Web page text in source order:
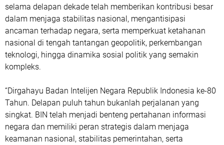
selama delapan dekade telah memberikan kontribusi besar
dalam menjaga stabilitas nasional, mengantisipasi
ancaman terhadap negara, serta memperkuat ketahanan
nasional di tengah tantangan geopolitik, perkembangan
teknologi, hingga dinamika sosial politik yang semakin
kompleks.
“Dirgahayu Badan Intelijen Negara Republik Indonesia ke-80
Tahun. Delapan puluh tahun bukanlah perjalanan yang
singkat. BIN telah menjadi benteng pertahanan informasi
negara dan memiliki peran strategis dalam menjaga
keamanan nasional, stabilitas pemerintahan, serta